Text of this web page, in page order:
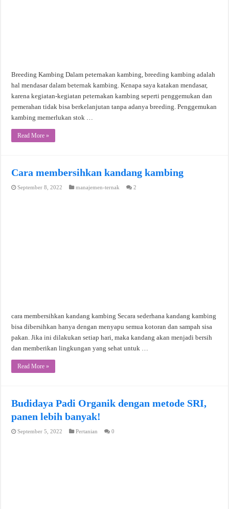
Breeding Kambing Dalam peternakan kambing, breeding kambing adalah
hal mendasar dalam beternak kambing. Kenapa saya katakan mendasar,
karena kegiatan-kegiatan peternakan kambing seperti penggemukan dan
pemerahan tidak bisa berkelanjutan tanpa adanya breeding. Penggemukan
kambing memerlukan stok …
Read More »
Cara membersihkan kandang kambing
September 8, 2022 manajemen-ternak 2
cara membersihkan kandang kambing Secara sederhana kandang kambing
bisa dibersihkan hanya dengan menyapu semua kotoran dan sampah sisa
pakan. Jika ini dilakukan setiap hari, maka kandang akan menjadi bersih
dan memberikan lingkungan yang sehat untuk …
Read More »
Budidaya Padi Organik dengan metode SRI,
panen lebih banyak!
September 5, 2022 Pertanian 0